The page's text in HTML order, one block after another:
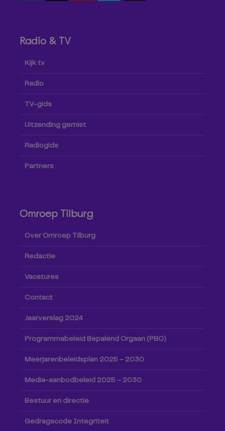
Radio & TV
Kijk tv
Radio
TV-gids
Uitzending gemist
Radiogids
Partners
Omroep Tilburg
Over Omroep Tilburg
Redactie
Vacatures
Contact
Jaarverslag 2024
Programmabeleid Bepalend Orgaan (PBO)
Meerjarenbeleidsplan 2025 – 2030
Media-aanbodbeleid 2025 – 2030
Bestuur en directie
Gedragscode Integriteit